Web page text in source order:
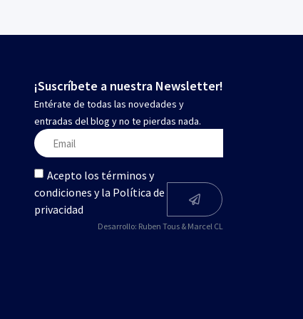
¡Suscríbete a nuestra Newsletter!
Entérate de todas las novedades y
entradas del blog y no te pierdas nada.
Acepto los términos y
condiciones y la Política de
privacidad
Desarrollo: Ruben Tous & Marcel CL